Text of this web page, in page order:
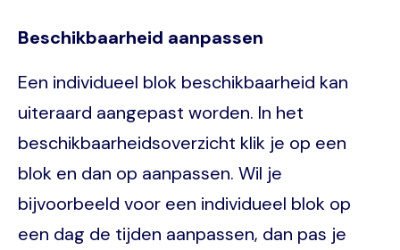
Beschikbaarheid aanpassen
Een individueel blok beschikbaarheid kan
uiteraard aangepast worden. In het
beschikbaarheidsoverzicht klik je op een
blok en dan op aanpassen. Wil je
bijvoorbeeld voor een individueel blok op
een dag de tijden aanpassen, dan pas je